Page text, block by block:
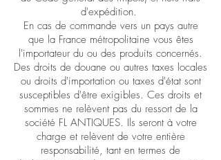
d'expédition.
En cas de commande vers un pays autre
que la France métropolitaine vous êtes
l'importateur du ou des produits concernés.
Des droits de douane ou autres taxes locales
ou droits d'importation ou taxes d'état sont
susceptibles d'être exigibles. Ces droits et
sommes ne relèvent pas du ressort de la
société FL ANTIQUES. Ils seront à votre
charge et relèvent de votre entière
responsabilité, tant en termes de